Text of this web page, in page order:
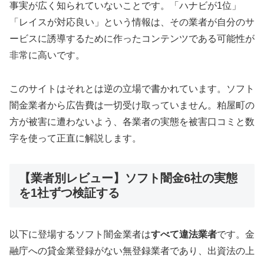
事実が広く知られていないことです。「ハナビが1位」
「レイスが対応良い」という情報は、その業者が自分のサ
ービスに誘導するために作ったコンテンツである可能性が
非常に高いです。
このサイトはそれとは逆の立場で書かれています。ソフト
闇金業者から広告費は一切受け取っていません。粕屋町の
方が被害に遭わないよう、各業者の実態を被害口コミと数
字を使って正直に解説します。
【業者別レビュー】ソフト闇金6社の実態
を1社ずつ検証する
以下に登場するソフト闇金業者はすべて違法業者です。金
融庁への貸金業登録がない無登録業者であり、出資法の上